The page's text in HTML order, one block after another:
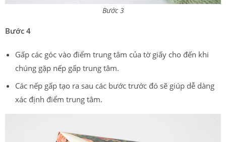
Bước 3
Bước 4
Gấp các góc vào điểm trung tâm của tờ giấy cho đến khi
chúng gặp nếp gấp trung tâm.
Các nếp gấp tạo ra sau các bước trước đó sẽ giúp dễ dàng
xác định điểm trung tâm.